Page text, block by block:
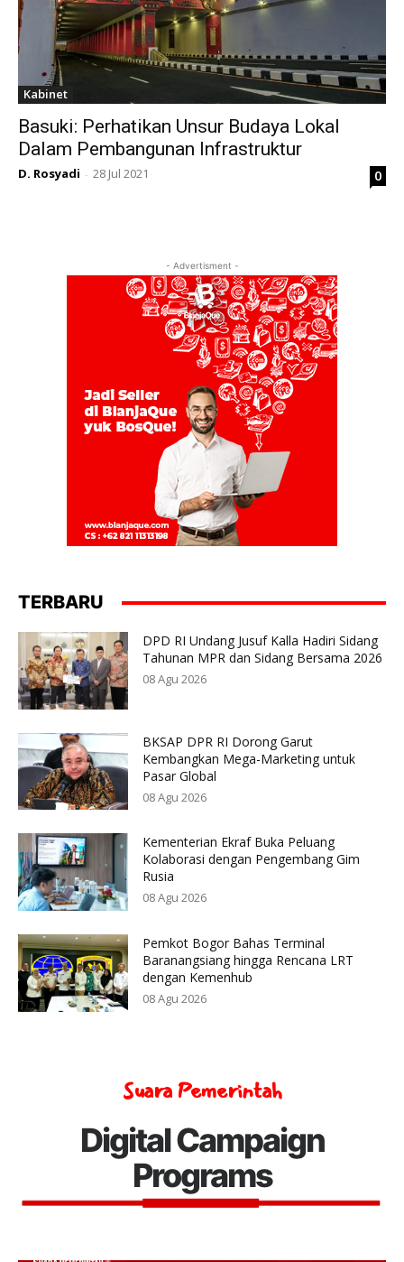
Kabinet
Basuki: Perhatikan Unsur Budaya Lokal
Dalam Pembangunan Infrastruktur
D. Rosyadi - 28 Jul 2021 0
- Advertisment -
TERBARU
DPD RI Undang Jusuf Kalla Hadiri Sidang
Tahunan MPR dan Sidang Bersama 2026
08 Agu 2026
BKSAP DPR RI Dorong Garut
Kembangkan Mega-Marketing untuk
Pasar Global
08 Agu 2026
Kementerian Ekraf Buka Peluang
Kolaborasi dengan Pengembang Gim
Rusia
08 Agu 2026
Pemkot Bogor Bahas Terminal
Baranangsiang hingga Rencana LRT
dengan Kemenhub
08 Agu 2026
Suara Pemerintah
Digital Campaign
Programs